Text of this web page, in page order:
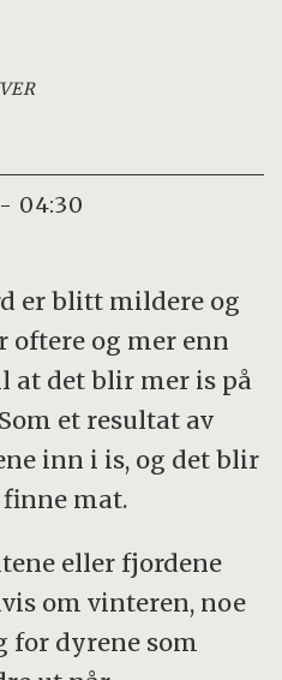
- 04:30
er blitt mildere og
oftere og mer enn
at det blir mer is på
et resultat av
inn i is, og det blir
mat.
eller fjordene
om vinteren, noe
for dyrene som